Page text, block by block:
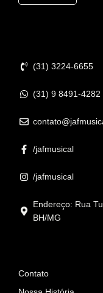
(31) 3224-6655
(31) 9 8491-4282
/jafmusical
/jafmusical
Endereço: Rua
BH/MG
Contato